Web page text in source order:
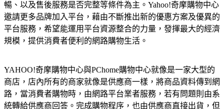
暢、以及售後服務是否完整等條件為主。Yahoo!奇摩購物中心
邀請更多品牌加入平台，藉由不斷推出新的優惠方案及優異的
平台服務，希望能運用平台資源整合的力量，發揮最大的經濟
規模，提供消費者便利的網路購物生活。
YAHOO!奇摩購物中心與PChome購物中心就像是一家大型的
商店，店內所有的商家就像是供應商一樣，將商品資料傳到網
路，當消費者購物時，由網路平台業者服務，若有問題則由系
統轉給供應商回答。完成購物程序，也由供應商直接出貨，但